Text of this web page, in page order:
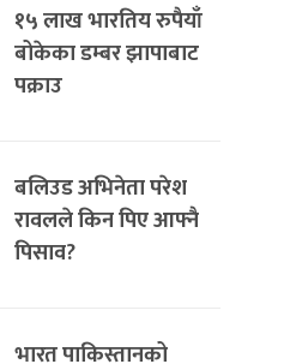
१५ लाख भारतिय रुपैयाँ
बोकेका डम्बर झापाबाट
पक्राउ
बलिउड अभिनेता परेश
रावलले किन पिए आफ्नै
पिसाव?
भारत पाकिस्तानको